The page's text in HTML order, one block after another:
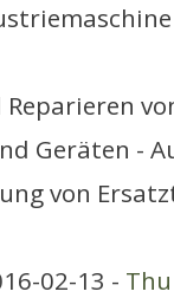
Geräten -
von
02-13 -